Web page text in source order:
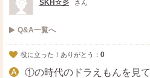
SKH☆彡 さん
Q&A一覧へ
役に立った！ありがとう： 0
①の時代のドラえもんを見